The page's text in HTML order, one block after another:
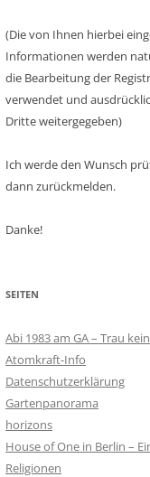
(Die von Ihnen hierbei
Informationen werden
die Bearbeitung der
verwendet und
Dritte weitergegeben)
Ich werde den Wunsch
dann zurückmelden.
Danke!
SEITEN
Abi 1983 am GA – Trau
Atomkraft-Info
Datenschutzerklärung
Gartenpanorama
horizons
House of One in Berlin –
Religionen